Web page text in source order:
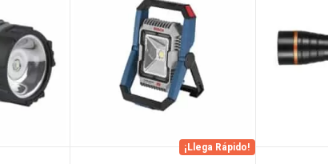
¡Llega Rápido!